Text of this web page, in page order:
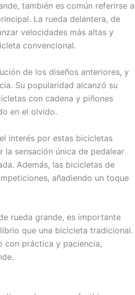
también es común referirse a
La rueda delantera, de
velocidades más altas y
convencional.
de los diseños anteriores, y
Su popularidad alcanzó su
con cadena y piñones
en el olvido.
interés por estas bicicletas
la sensación única de pedalear
Además, las bicicletas de
añadiendo un toque
rueda grande, es importante
que una bicicleta tradicional.
con práctica y paciencia,